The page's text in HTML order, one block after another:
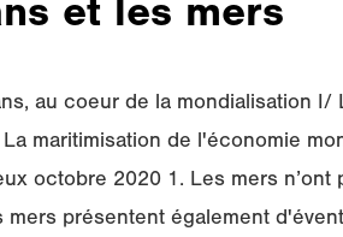
et les mers
au coeur de la mondialisation
maritimisation de l'économie
octobre 2020 1. Les mers
mers présentent également